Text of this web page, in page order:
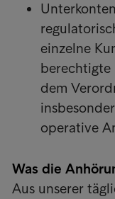
einzelne
berechtigte
dem
operative
Was die
Aus unserer